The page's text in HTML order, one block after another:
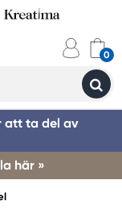
att ta del av
här »